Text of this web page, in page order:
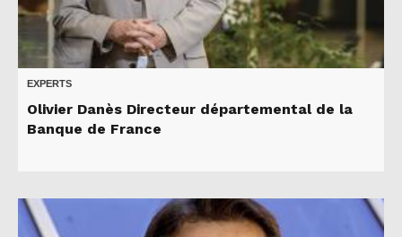
EXPERTS
Olivier Danès Directeur départemental de la
Banque de France